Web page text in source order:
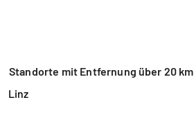
Standorte mit Entfernung über 20 km
Linz